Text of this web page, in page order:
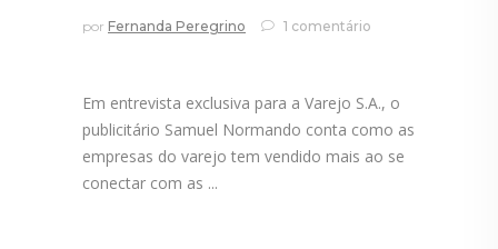
por Fernanda Peregrino 1 comentário
Em entrevista exclusiva para a Varejo S.A., o
publicitário Samuel Normando conta como as
empresas do varejo tem vendido mais ao se
conectar com as